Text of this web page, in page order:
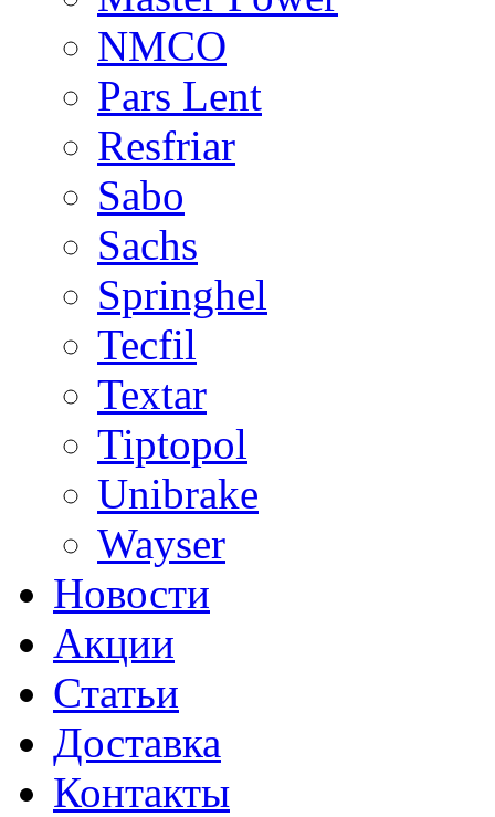
NMCO
Pars Lent
Resfriar
Sabo
Sachs
Springhel
Tecfil
Textar
Tiptopol
Unibrake
Wayser
Новости
Акции
Статьи
Доставка
Контакты